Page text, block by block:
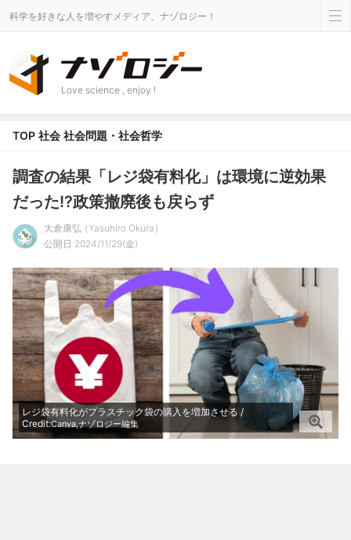
科学を好きな人を増やすメディア、ナゾロジー！
Love science , enjoy !
TOP 社会 社会問題・社会哲学
調査の結果「レジ袋有料化」は環境に逆効果
だった!?政策撤廃後も戻らず
大倉康弘
Yasuhiro Okura
公開日 2024/11/29(金)
レジ袋有料化がプラスチック袋の購入を増加させる /
Credit:Canva,ナゾロジー編集